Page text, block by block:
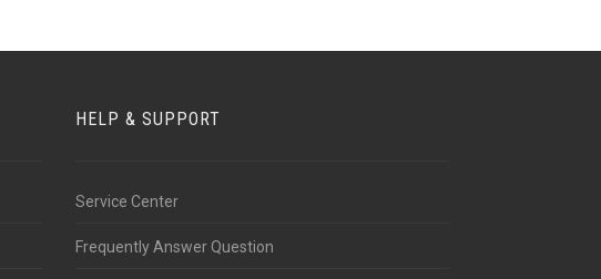
HELP & SUPPORT
Service Center
Frequently Answer Question